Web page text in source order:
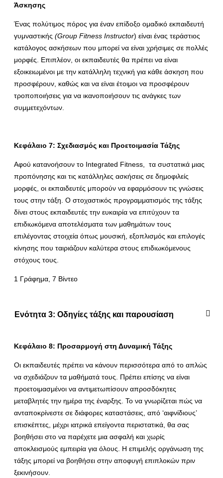
Άσκησης
Ένας πολύτιμος πόρος για έναν επίδοξο ομαδικό εκπαιδευτή
γυμναστικής (Group Fitness Instructor) είναι ένας τεράστιος
κατάλογος ασκήσεων που μπορεί να είναι χρήσιμες σε πολλές
μορφές. Επιπλέον, οι εκπαιδευτές θα πρέπει να είναι
εξοικειωμένοι με την κατάλληλη τεχνική για κάθε άσκηση που
προσφέρουν, καθώς και να είναι έτοιμοι να προσφέρουν
τροποποιήσεις για να ικανοποιήσουν τις ανάγκες των
συμμετεχόντων.
Κεφάλαιο 7: Σχεδιασμός και Προετοιμασία Τάξης
Αφού κατανοήσουν το Integrated Fitness, τα συστατικά μιας
προπόνησης και τις κατάλληλες ασκήσεις σε δημοφιλείς
μορφές, οι εκπαιδευτές μπορούν να εφαρμόσουν τις γνώσεις
τους στην τάξη. Ο στοχαστικός προγραμματισμός της τάξης
δίνει στους εκπαιδευτές την ευκαιρία να επιτύχουν τα
επιδιωκόμενα αποτελέσματα των μαθημάτων τους
επιλέγοντας στοιχεία όπως μουσική, εξοπλισμός και επιλογές
κίνησης που ταιριάζουν καλύτερα στους επιδιωκόμενους
στόχους τους.
1 Γράφημα, 7 Βίντεο
Ενότητα 3: Οδηγίες τάξης και παρουσίαση
Κεφάλαιο 8: Προσαρμογή στη Δυναμική Τάξης
Οι εκπαιδευτές πρέπει να κάνουν περισσότερα από το απλώς
να σχεδιάζουν τα μαθήματά τους. Πρέπει επίσης να είναι
προετοιμασμένοι να αντιμετωπίσουν απροσδόκητες
μεταβλητές την ημέρα της έναρξης. Το να γνωρίζεται πώς να
ανταποκρίνεστε σε διάφορες καταστάσεις, από ‘αιφνίδιους’
επισκέπτες, μέχρι ιατρικά επείγοντα περιστατικά, θα σας
βοηθήσει στο να παρέχετε μια ασφαλή και χωρίς
αποκλεισμούς εμπειρία για όλους. Η επιμελής οργάνωση της
τάξης μπορεί να βοηθήσει στην αποφυγή επιπλοκών πριν
ξεκινήσουν.